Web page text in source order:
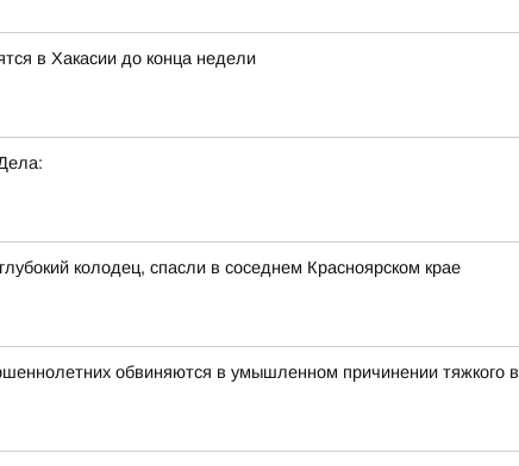
в Хакасии до конца недели
колодец, спасли в соседнем Красноярском крае
обвиняются в умышленном причинении